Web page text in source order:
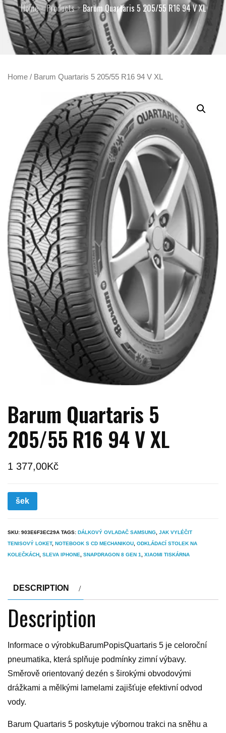
Home Products Barum Quartaris 5 205/55 R16 94 V XL
Home / Barum Quartaris 5 205/55 R16 94 V XL
Barum Quartaris 5
205/55 R16 94 V XL
1 377,00Kč
šek
SKU: 903E6F3EC29A TAGS: DÁLKOVÝ OVLADAČ SAMSUNG JAK VYLÉČIT
TENISOVÝ LOKET, NOTEBOOK S CD MECHANIKOU ODKLÁDACÍ STOLEK NA
KOLEČKÁCH SLEVA IPHONE SNAPDRAGON 8 GEN 1 XIAOMI TISKÁRNA
DESCRIPTION
Description
Informace o výrobkuBarumPopisQuartaris 5 je celoroční
pneumatika, která splňuje podmínky zimní výbavy.
Směrově orientovaný dezén s širokými obvodovými
drážkami a mělkými lamelami zajišťuje efektivní odvod
vody.
Barum Quartaris 5 poskytuje výbornou trakci na sněhu a